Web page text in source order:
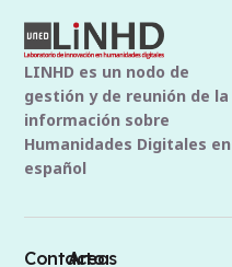
LINHD es un nodo de
gestión y de reunión de la
información sobre
Humanidades Digitales en
español
Contacto
Areas